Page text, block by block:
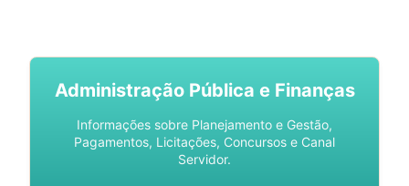
Administração Pública e Finanças
Informações sobre Planejamento e Gestão,
Pagamentos, Licitações, Concursos e Canal
Servidor.